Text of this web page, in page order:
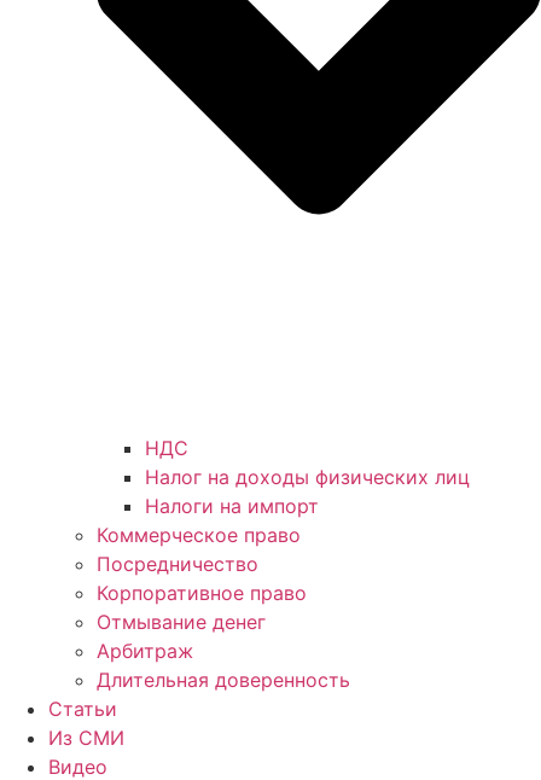
НДС
Налог на доходы физических лиц
Налоги на импорт
Коммерческое право
Посредничество
Корпоративное право
Отмывание денег
Арбитраж
Длительная доверенность
Статьи
Из СМИ
Видео